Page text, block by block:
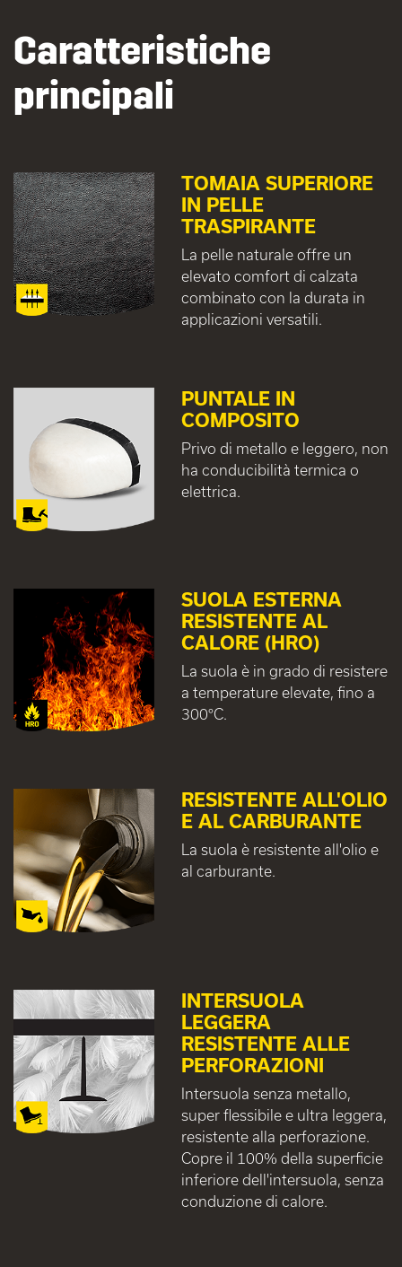
Caratteristiche
principali
TOMAIA SUPERIORE
IN PELLE
TRASPIRANTE
La pelle naturale offre un
elevato comfort di calzata
combinato con la durata in
applicazioni versatili.
PUNTALE IN
COMPOSITO
Privo di metallo e leggero, non
ha conducibilità termica o
elettrica.
SUOLA ESTERNA
RESISTENTE AL
CALORE (HRO)
La suola è in grado di resistere
a temperature elevate, fino a
300°C.
RESISTENTE ALL'OLIO
E AL CARBURANTE
La suola è resistente all'olio e
al carburante.
INTERSUOLA
LEGGERA
RESISTENTE ALLE
PERFORAZIONI
Intersuola senza metallo,
super flessibile e ultra leggera,
resistente alla perforazione.
Copre il 100% della superficie
inferiore dell'intersuola, senza
conduzione di calore.